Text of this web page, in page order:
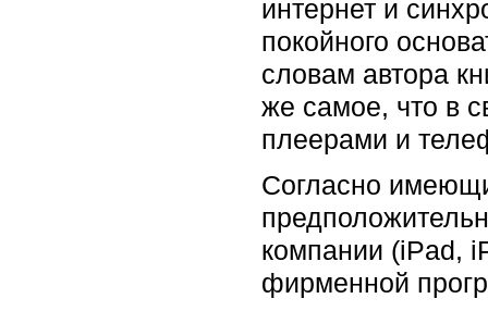
интернет и
покойного
словам автора
же самое, что в
плеерами и
Согласно
компании (iPad,
фирменной